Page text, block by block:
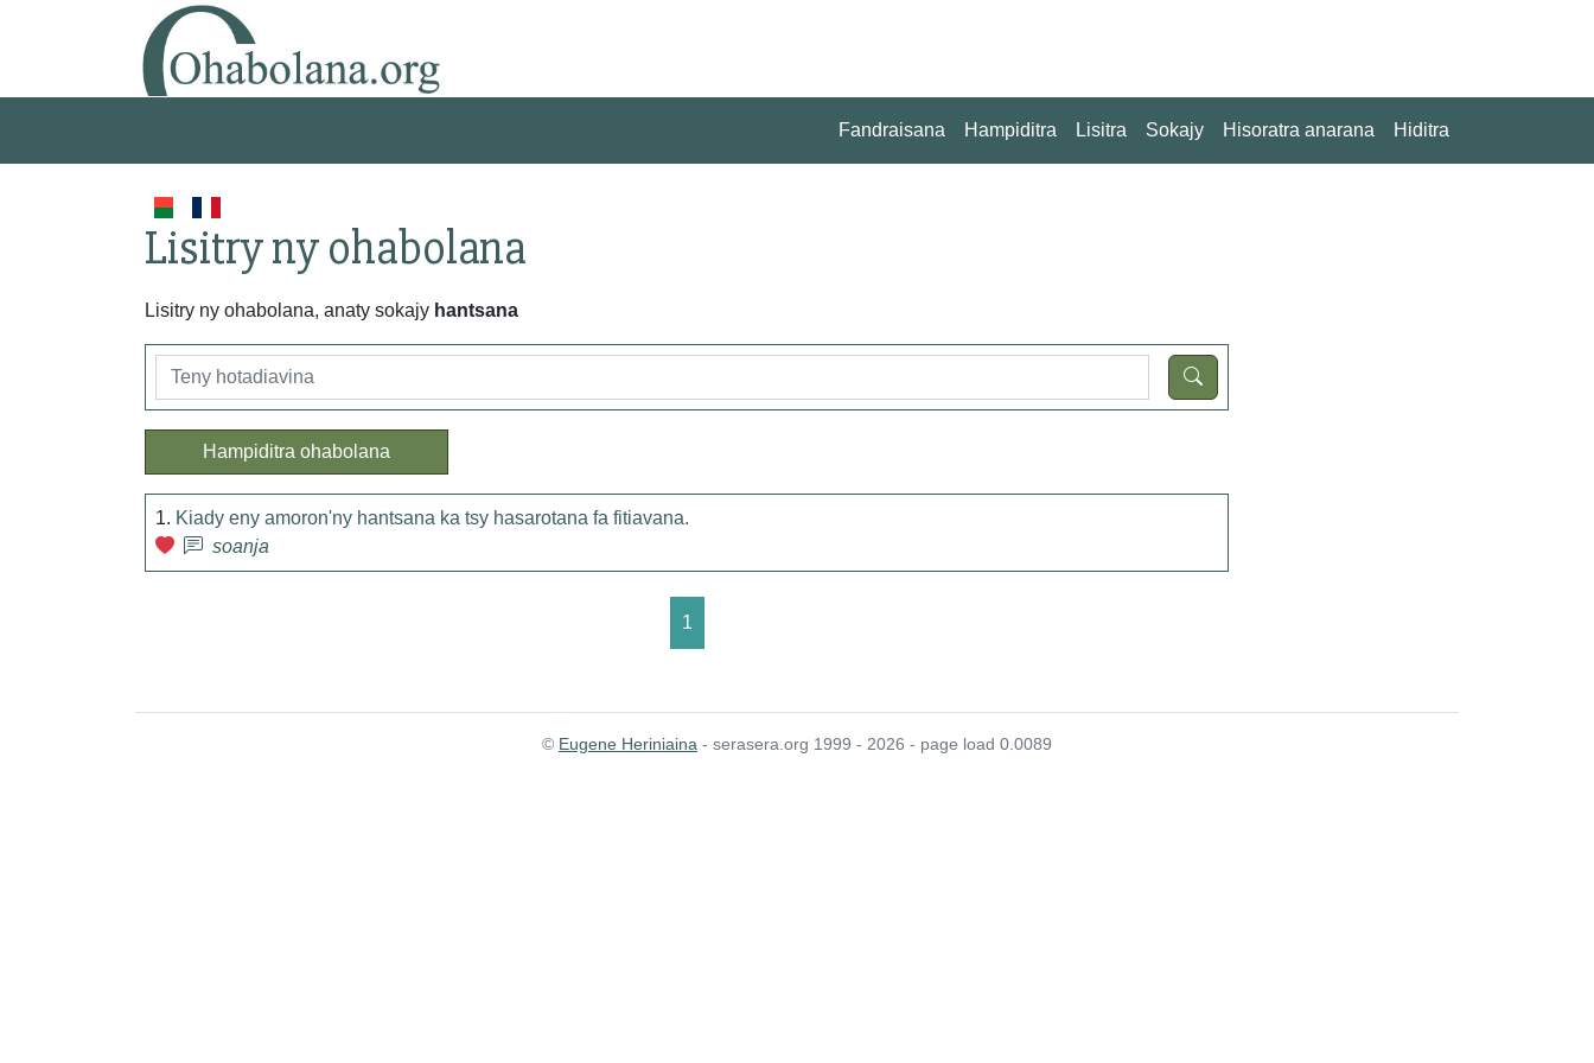
Fandraisana Hampiditra Lisitra Sokajy Hisoratra anarana Hiditra
Lisitry ny ohabolana
Lisitry ny ohabolana, anaty sokajy hantsana
Hampiditra ohabolana
1. Kiady eny amoron'ny hantsana ka tsy hasarotana fa fitiavana.
soanja
1
© Eugene Heriniaina - serasera.org 1999 - 2026 - page load 0.0089